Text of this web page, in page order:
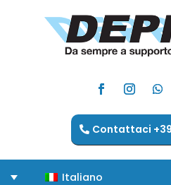
Contattaci +39
Italiano